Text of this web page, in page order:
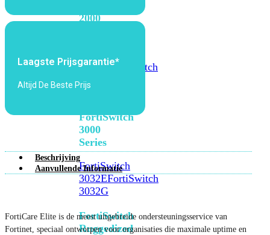
2000
2048FFortiSwitch
2048F-
B2F
FortiSwitch
3000
Series
FortiSwitch
3032EFortiSwitch
3032G
FortiSwitch
Ruggedized
Laagste Prijsgarantie*
Altijd De Beste Prijs
Beschrijving
Aanvullende Informatie
FortiCare Elite is de meest uitgebreide ondersteuningsservice van
Fortinet, speciaal ontworpen voor organisaties die maximale uptime en